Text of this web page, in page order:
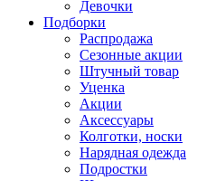
Девочки
Подборки
Распродажа
Сезонные акции
Штучный товар
Уценка
Акции
Аксессуары
Колготки, носки
Нарядная одежда
Подростки